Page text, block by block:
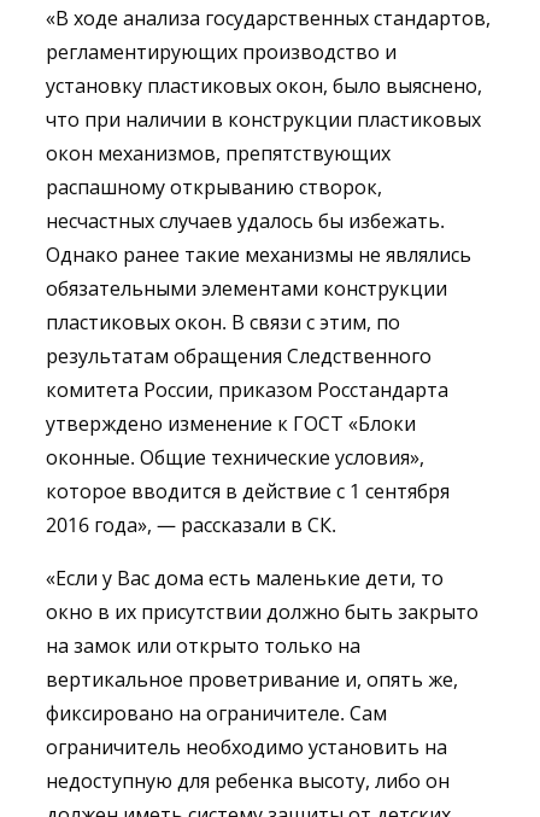
«В ходе анализа государственных стандартов,
регламентирующих производство и
установку пластиковых окон, было выяснено,
что при наличии в конструкции пластиковых
окон механизмов, препятствующих
распашному открыванию створок,
несчастных случаев удалось бы избежать.
Однако ранее такие механизмы не являлись
обязательными элементами конструкции
пластиковых окон. В связи с этим, по
результатам обращения Следственного
комитета России, приказом Росстандарта
утверждено изменение к ГОСТ «Блоки
оконные. Общие технические условия»,
которое вводится в действие с 1 сентября
2016 года», — рассказали в СК.
«Если у Вас дома есть маленькие дети, то
окно в их присутствии должно быть закрыто
на замок или открыто только на
вертикальное проветривание и, опять же,
фиксировано на ограничителе. Сам
ограничитель необходимо установить на
недоступную для ребенка высоту, либо он